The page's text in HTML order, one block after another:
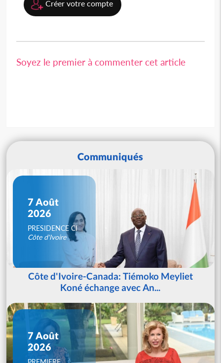
Créer votre compte
Soyez le premier à commenter cet article
Communiqués
7 Août
2026
PRESIDENCE CI
Côte d'Ivoire
Côte d'Ivoire-Canada: Tiémoko Meyliet
Koné échange avec An...
7 Août
2026